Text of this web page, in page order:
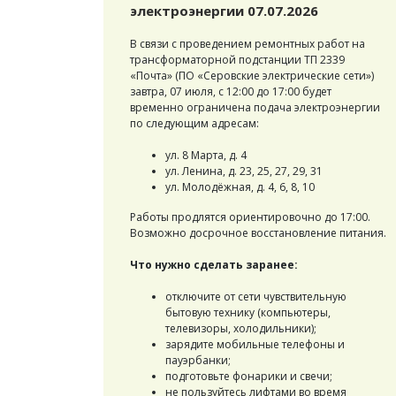
электроэнергии 07.07.2026
В связи с проведением ремонтных работ на
трансформаторной подстанции ТП 2339
«Почта» (ПО «Серовские электрические сети»)
завтра, 07 июля, с 12:00 до 17:00 будет
временно ограничена подача электроэнергии
по следующим адресам:
ул. 8 Марта, д. 4
ул. Ленина, д. 23, 25, 27, 29, 31
ул. Молодёжная, д. 4, 6, 8, 10
Работы продлятся ориентировочно до 17:00.
Возможно досрочное восстановление питания.
Что нужно сделать заранее:
отключите от сети чувствительную
бытовую технику (компьютеры,
телевизоры, холодильники);
зарядите мобильные телефоны и
пауэрбанки;
подготовьте фонарики и свечи;
не пользуйтесь лифтами во время